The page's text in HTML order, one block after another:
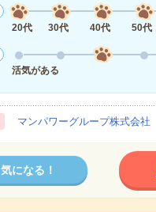
20代
30代 40代 50代
活気がある
マンパワーグループ株式会
気になる！